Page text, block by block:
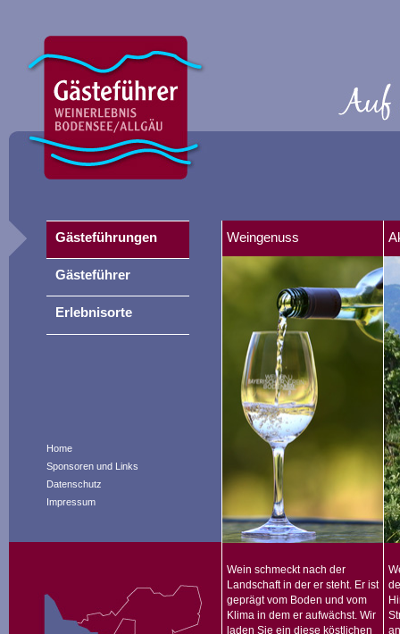
Home
Sponsoren und Links
Datenschutz
Impressum
Weingenuss
Wein schmeckt nach der
Landschaft in der er steht. Er ist
geprägt vom Boden und vom
Klima in dem er aufwächst. Wir
laden Sie ein diese köstlichen
Gästeführungen
Gästeführer
Erlebnisorte